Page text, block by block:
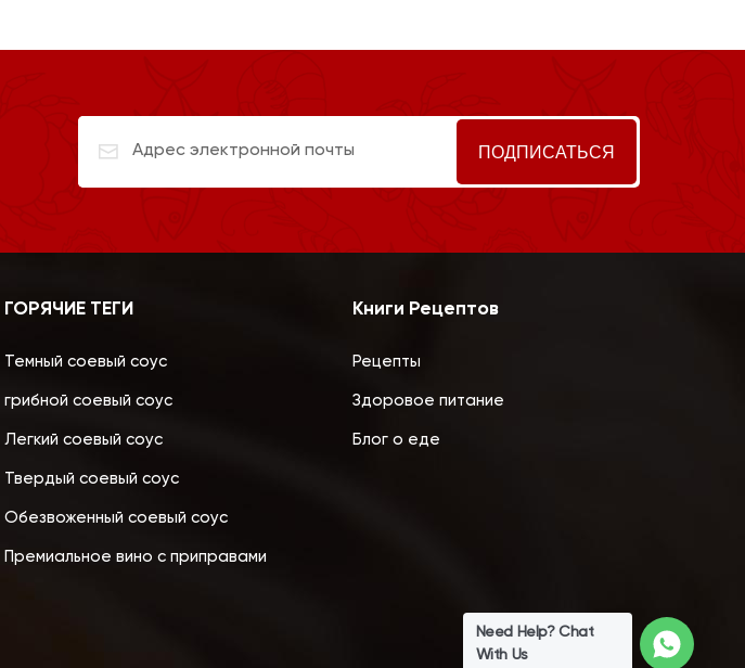
ГОРЯЧИЕ ТЕГИ
Темный соевый соус
грибной соевый соус
Легкий соевый соус
Твердый соевый соус
Обезвоженный соевый соус
Премиальное вино с приправами
Книги Рецептов
Рецепты
Здоровое питание
Блог о еде
Need Help? Chat
With Us